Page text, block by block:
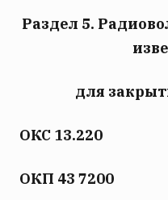
Раздел 5.
для
ОКС 13.220
ОКП 43 7200